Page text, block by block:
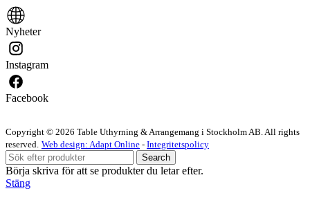
Nyheter
Instagram
Facebook
Copyright © 2026 Table Uthyrning & Arrangemang i Stockholm AB. All rights
reserved​​. Web design: Adapt Online - Integritetspolicy
Search
Börja skriva för att se produkter du letar efter.
Stäng